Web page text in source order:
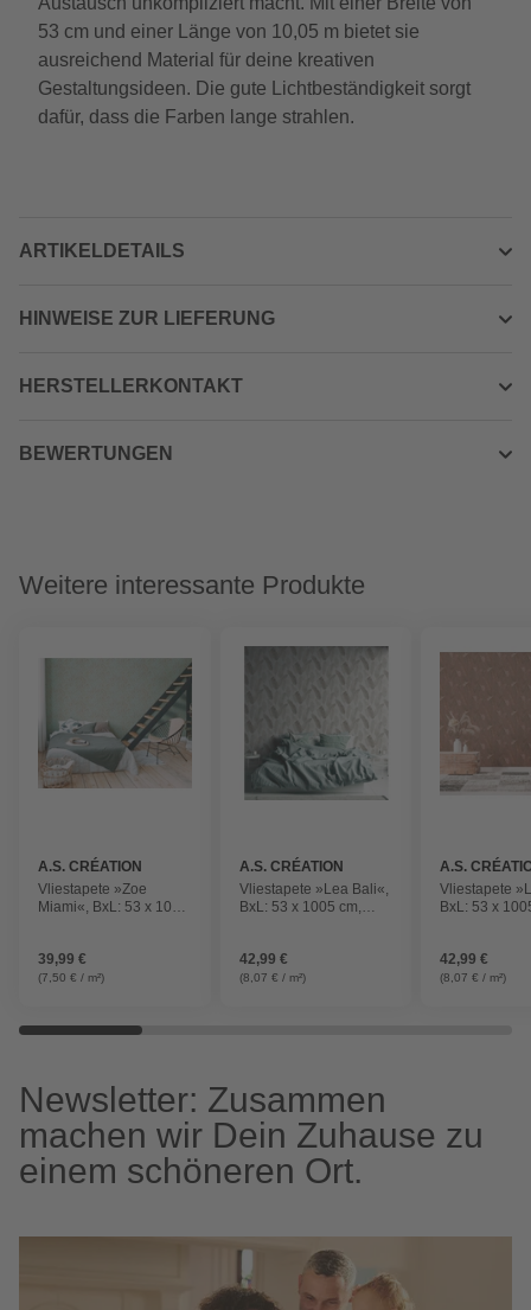
53 cm und einer Länge von 10,05 m bietet sie
ausreichend Material für deine kreativen
Gestaltungsideen. Die gute Lichtbeständigkeit sorgt
dafür, dass die Farben lange strahlen.
ARTIKELDETAILS
HINWEISE ZUR LIEFERUNG
HERSTELLERKONTAKT
BEWERTUNGEN
Weitere interessante Produkte
A.S. CRÉATION
Vliestapete »Zoe
Miami«, BxL: 53 x 1005
39,99 €
(7,50 € / m²)
A.S. CRÉATION
Vliestapete »Lea Bali«,
BxL: 53 x 1005 cm,
42,99 €
(8,07 € / m²)
A.S.
Vliestapete
BxL: 53 x
42,99 €
(8,07 € / m²)
Newsletter: Zusammen
machen wir Dein Zuhause zu
einem schöneren Ort.